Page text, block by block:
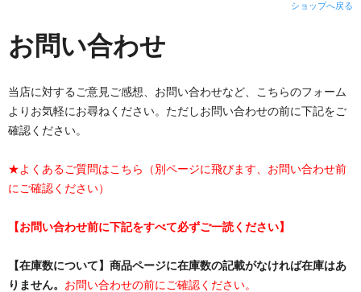
ショップへ戻る
お問い合わせ
当店に対するご意見ご感想、お問い合わせなど、こちらのフォーム
よりお気軽にお尋ねください。ただしお問い合わせの前に下記をご
確認ください。
★よくあるご質問はこちら（別ページに飛びます、お問い合わせ前
にご確認ください）
【お問い合わせ前に下記をすべて必ずご一読ください】
【在庫数について】商品ページに在庫数の記載がなければ在庫はあ
りません。 お問い合わせの前にご確認ください。